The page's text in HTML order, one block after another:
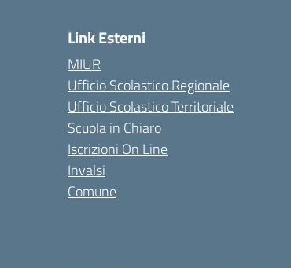
Link Esterni
MIUR
Ufficio Scolastico Regionale
Ufficio Scolastico Territoriale
Scuola in Chiaro
Iscrizioni On Line
Invalsi
Comune